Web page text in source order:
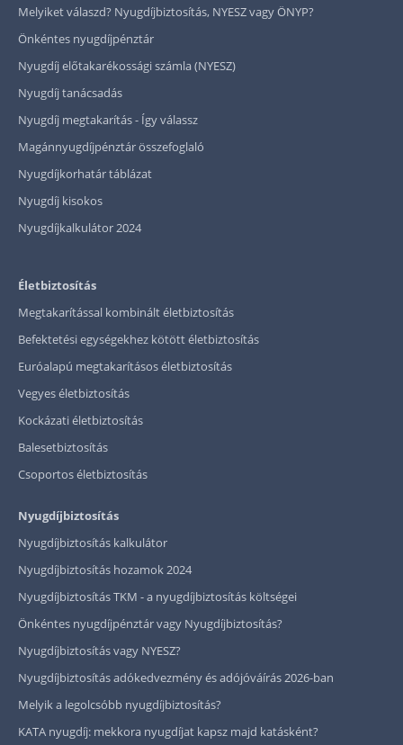
Melyiket válaszd? Nyugdíjbiztosítás, NYESZ vagy ÖNYP?
Önkéntes nyugdíjpénztár
Nyugdíj előtakarékossági számla (NYESZ)
Nyugdíj tanácsadás
Nyugdíj megtakarítás - Így válassz
Magánnyugdíjpénztár összefoglaló
Nyugdíjkorhatár táblázat
Nyugdíj kisokos
Nyugdíjkalkulátor 2024
Életbiztosítás
Megtakarítással kombinált életbiztosítás
Befektetési egységekhez kötött életbiztosítás
Euróalapú megtakarításos életbiztosítás
Vegyes életbiztosítás
Kockázati életbiztosítás
Balesetbiztosítás
Csoportos életbiztosítás
Nyugdíjbiztosítás
Nyugdíjbiztosítás kalkulátor
Nyugdíjbiztosítás hozamok 2024
Nyugdíjbiztosítás TKM - a nyugdíjbiztosítás költségei
Önkéntes nyugdíjpénztár vagy Nyugdíjbiztosítás?
Nyugdíjbiztosítás vagy NYESZ?
Nyugdíjbiztosítás adókedvezmény és adójóváírás 2026-ban
Melyik a legolcsóbb nyugdíjbiztosítás?
KATA nyugdíj: mekkora nyugdíjat kapsz majd katásként?